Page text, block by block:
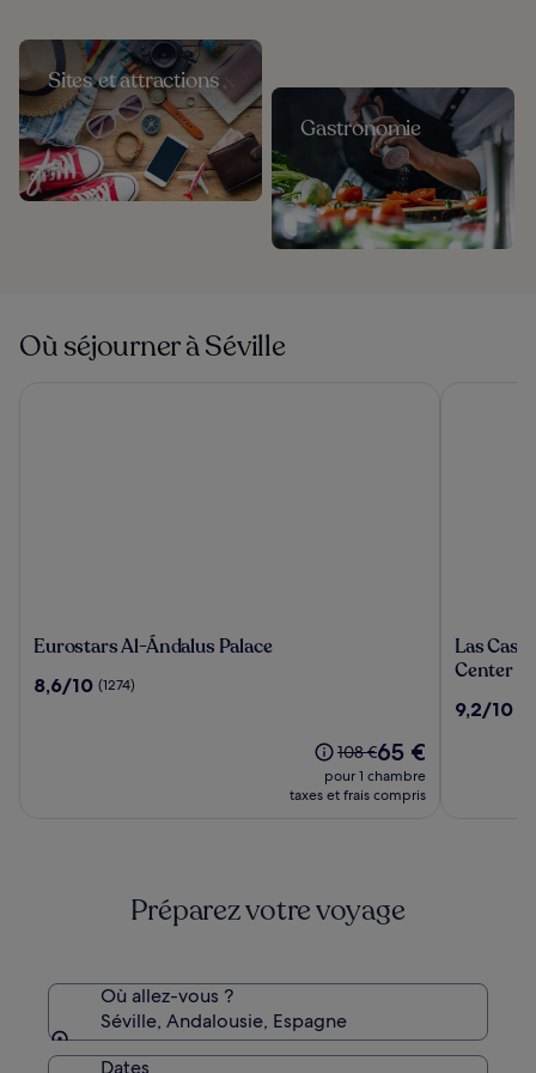
Sites et attractions
Gastronomie
Où séjourner à Séville
Eurostars
Ándalus
Eurostars Al-Ándalus Palace
8.6
8,6/10 (1274)
Le
prix
était
d’informations
sur
standard.
108 €Le
nouveau
prix
65 €
pour 1 chambre
taxes et frais compris
Las
Casas
la
Las
Center
9.2
9,2/10
Préparez votre voyage
Où allez-vous ?
Séville, Andalousie, Espagne